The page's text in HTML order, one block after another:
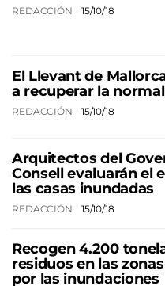
REDACCIÓN 15/10/18
El Llevant de
a recuperar la
REDACCIÓN 15/10/18
Arquitectos del
Consell evaluarán el
las casas inundadas
REDACCIÓN 15/10/18
Recogen 4.200
residuos en las
por las inundaciones